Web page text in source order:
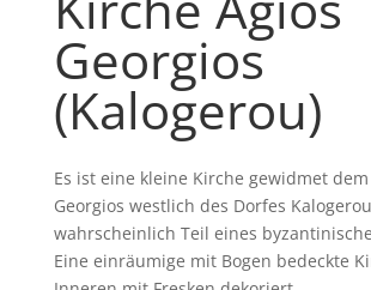
Georgios
(Kalogerou)
Es ist eine kleine Kirche gewidmet dem
Georgios westlich des Dorfes
wahrscheinlich Teil eines
Eine einräumige mit Bogen bedeckte